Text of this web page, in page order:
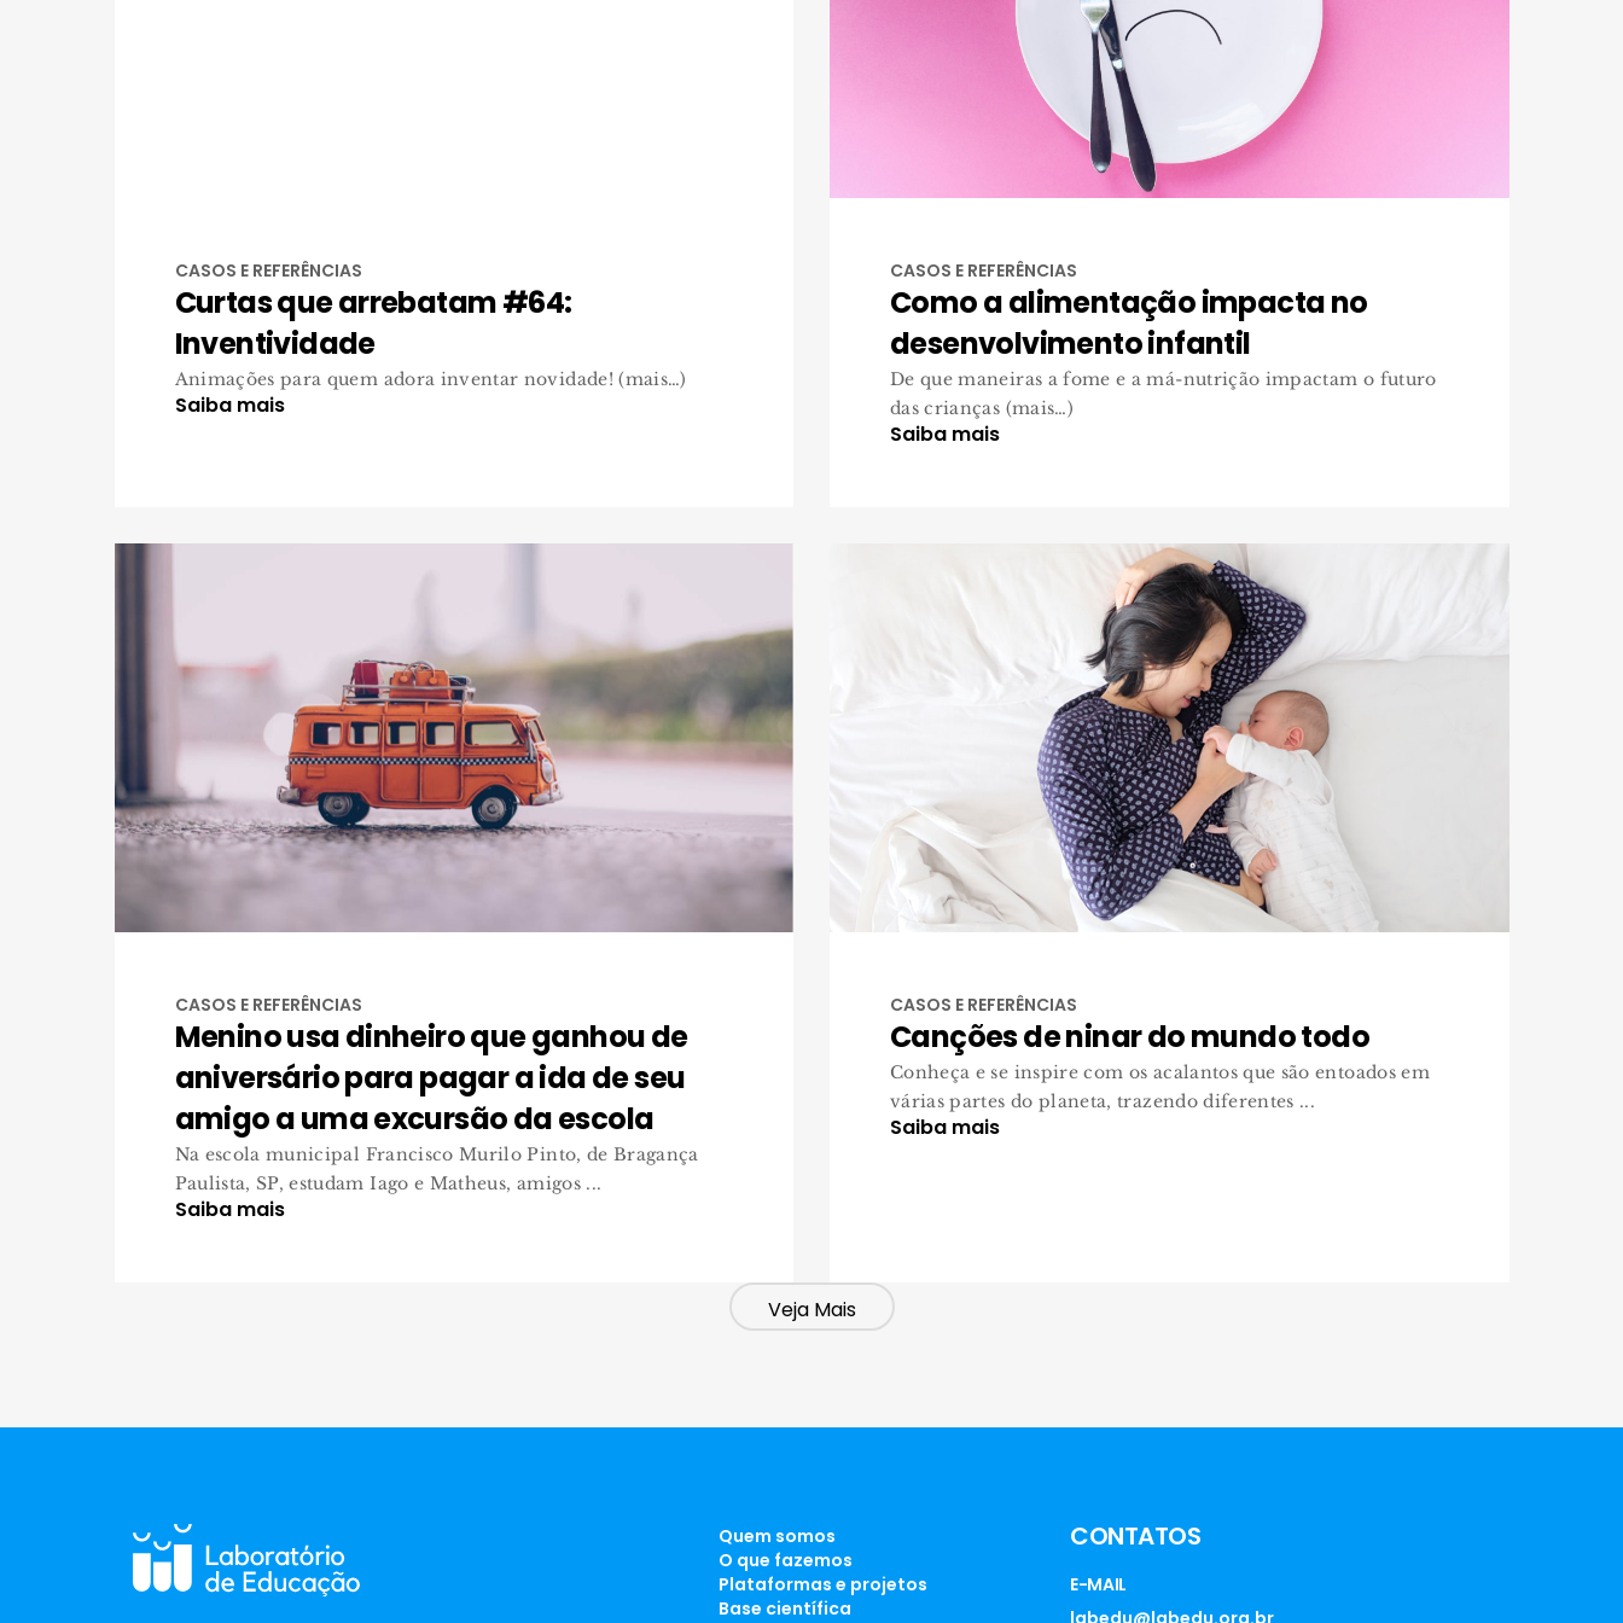
CASOS E REFERÊNCIAS
Curtas que arrebatam #64:
Inventividade
Animações para quem adora inventar novidade! (mais…)
Saiba mais
CASOS E REFERÊNCIAS
Como a alimentação impacta no
desenvolvimento infantil
De que maneiras a fome e a má-nutrição impactam o futuro
das crianças (mais…)
Saiba mais
CASOS E REFERÊNCIAS
Menino usa dinheiro que ganhou de
aniversário para pagar a ida de seu
amigo a uma excursão da escola
Na escola municipal Francisco Murilo Pinto, de Bragança
Paulista, SP, estudam Iago e Matheus, amigos ...
Saiba mais
CASOS E REFERÊNCIAS
Canções de ninar do mundo todo
Conheça e se inspire com os acalantos que são entoados em
várias partes do planeta, trazendo diferentes ...
Saiba mais
Veja Mais
Quem somos
O que fazemos
Plataformas e projetos
Base científica
CONTATOS
E-MAIL